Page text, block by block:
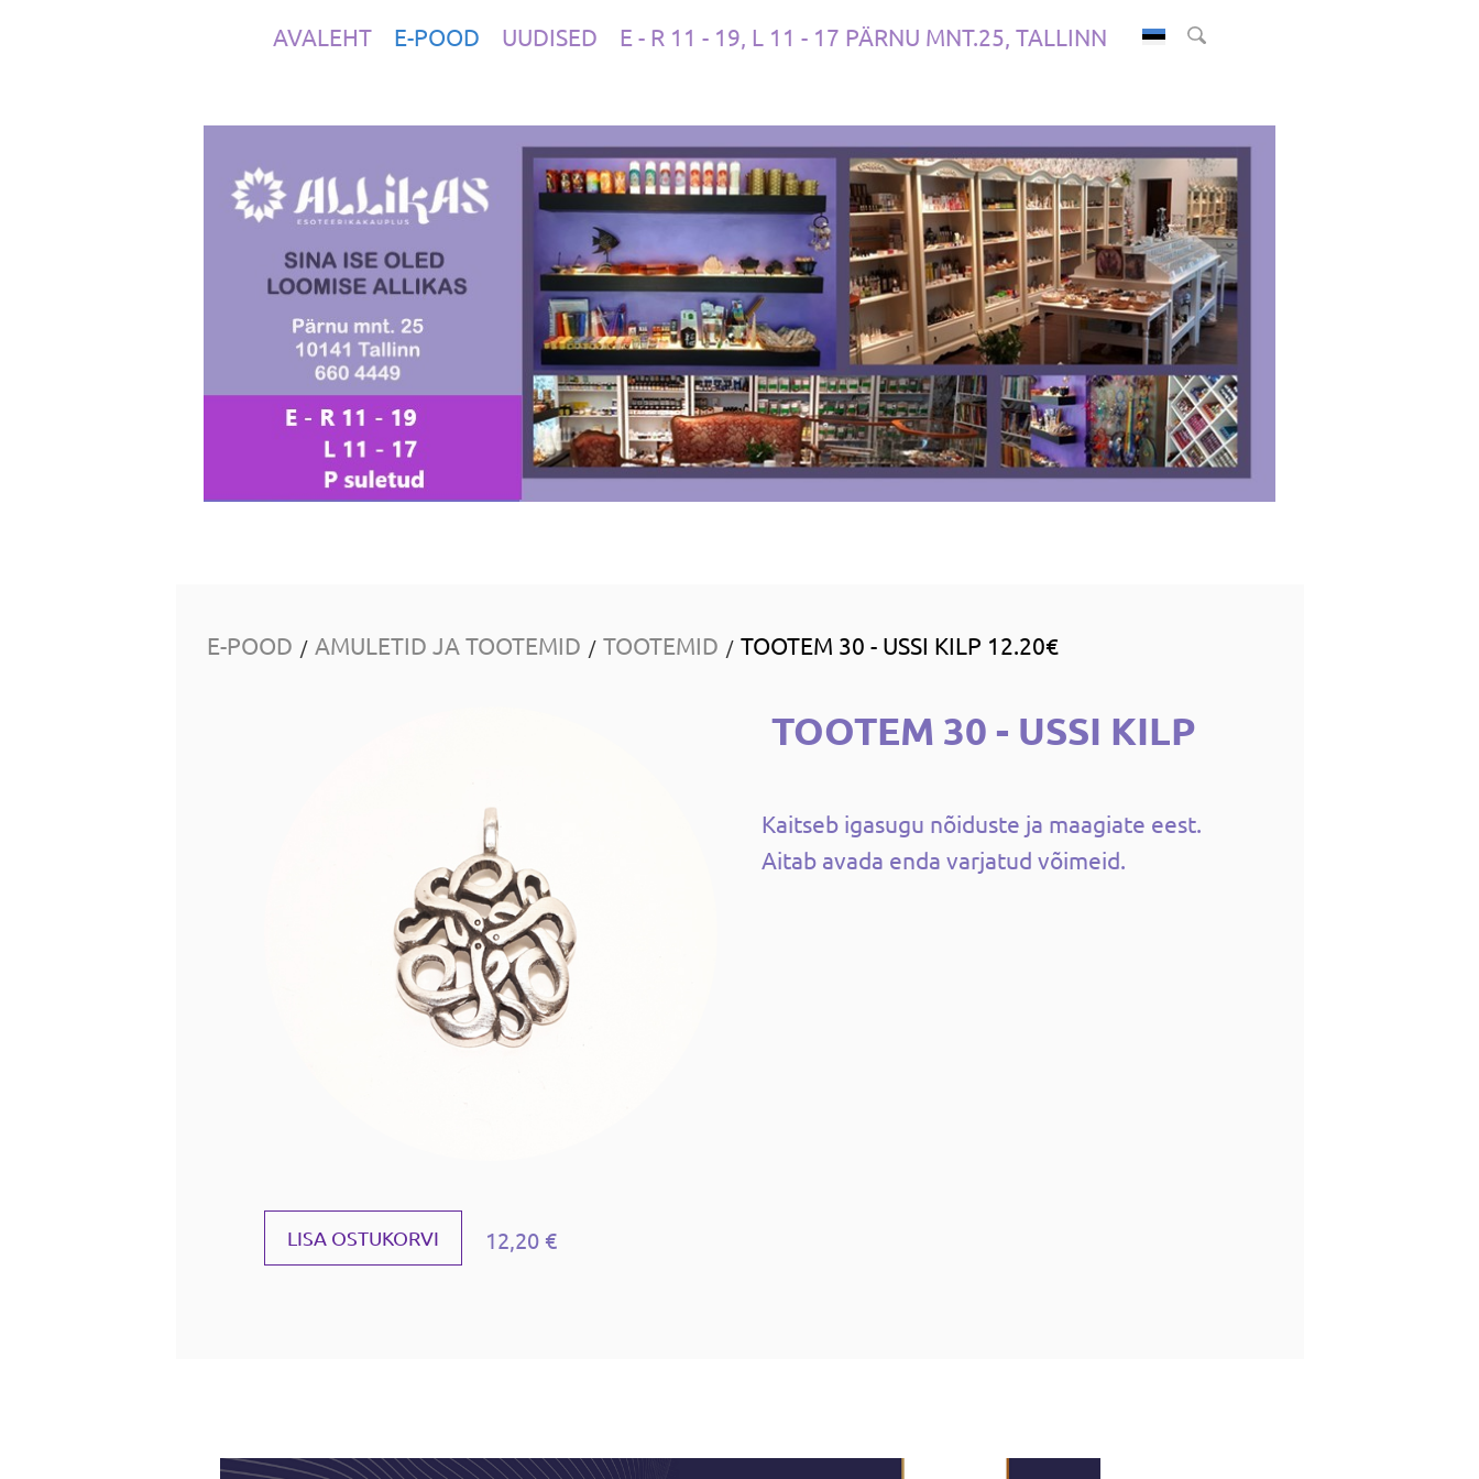
AVALEHT E-POOD UUDISED E - R 11 - 19, L 11 - 17 PÄRNU MNT.25, TALLINN
E-POOD / AMULETID JA TOOTEMID / TOOTEMID / TOOTEM 30 - USSI KILP 12.20€
LISA OSTUKORVI 12,20 €
TOOTEM 30 - USSI KILP
Kaitseb igasugu nõiduste ja maagiate eest.
Aitab avada enda varjatud võimeid.